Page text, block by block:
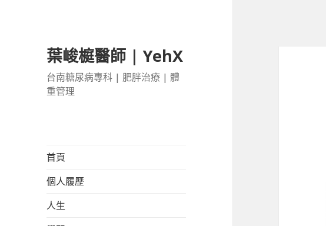
葉峻榳醫師 | YehX
台南糖尿病專科 | 肥胖治療 | 體
重管理
首頁
個人履歷
人生